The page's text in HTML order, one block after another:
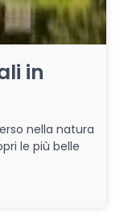
in
nella natura
le più belle